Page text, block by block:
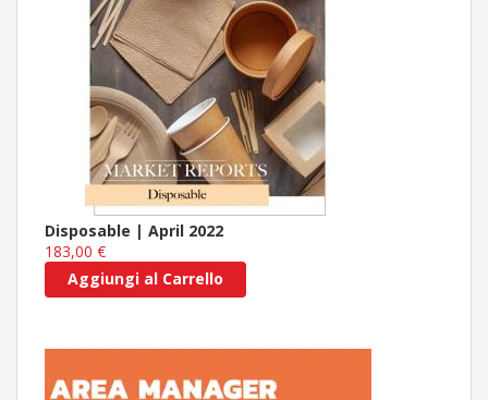
Disposable | April 2022
183,00 €
Aggiungi al Carrello